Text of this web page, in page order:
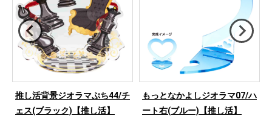
推し活背景ジオラマぷち44/チ
ェス(ブラック)【推し活】
もっとなかよしジオラマ07/ハ
ート右(ブルー)【推し活】